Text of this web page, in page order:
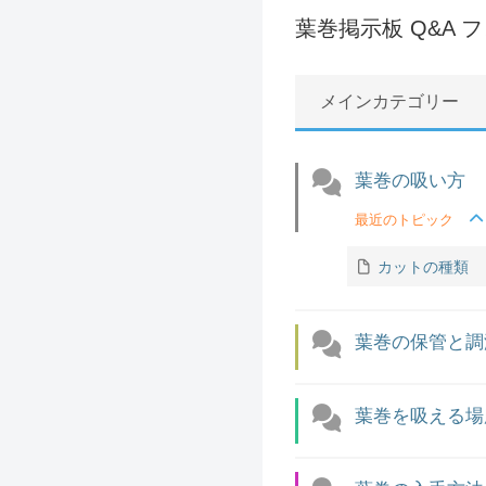
葉巻掲示板 Q&A
メインカテゴリー
葉巻の吸い方
最近のトピック
カットの種類
葉巻の保管と
葉巻を吸える